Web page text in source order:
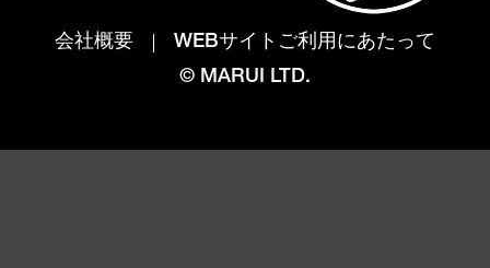
会社概要
WEBサイトご利用にあたって
© MARUI LTD.